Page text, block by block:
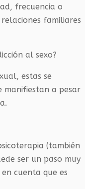
frecuencia o
familiares
al sexo?
estas se
manifiestan a pesar
(también
ser un paso muy
cuenta que es